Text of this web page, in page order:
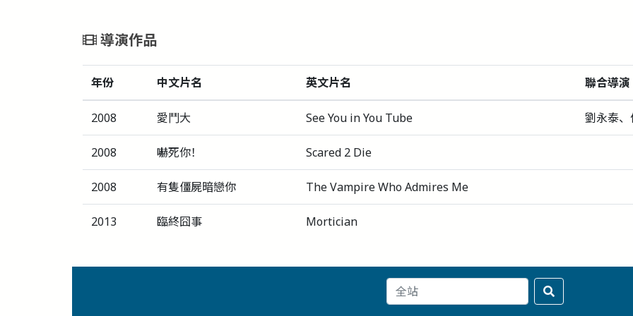
導演作品
年份 中文片名 英文片名 聯合導演
2008 愛鬥大 See You in You Tube 劉永泰
2008 嚇死你！ Scared 2 Die
2008 有隻僵屍暗戀你 The Vampire Who Admires Me
2013 臨終囧事 Mortician